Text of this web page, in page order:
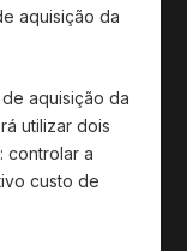
aquisição da
aquisição da
utilizar dois
controlar a
custo de